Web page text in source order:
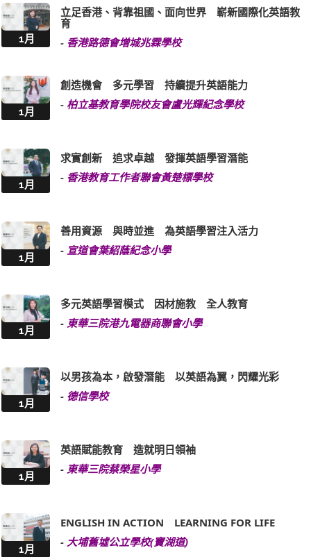
1月
立足香港、背靠祖國、面向世界 嶄新國際化英語教
育
- 香港路德會增城兆霖學校
1月
創造機會 多元學習 持續提升英語能力
- 柏立基教育學院校友會盧光輝紀念學校
1月
求實創新 追求卓越 發揮英語學習潛能
- 香港教育工作者聯會黃楚標學校
1月
善用資源 與時並進 為英語學習注入活力
- 宣道會葉紹蔭紀念小學
1月
多元英語學習模式 因材施教 全人教育
- 東華三院港九電器商聯會小學
1月
以男孩為本，啟發潛能 以英語為翼，閃耀光彩
- 德信學校
1月
英語賦能教育 造就明日領袖
- 東華三院蔡榮星小學
1月
ENGLISH IN ACTION LEARNING FOR LIFE
- 大埔舊墟公立學校(寶湖道)